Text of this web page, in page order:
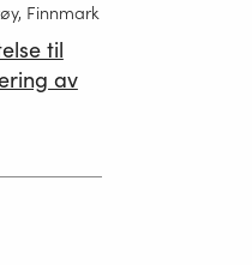
Finnmark
til
av